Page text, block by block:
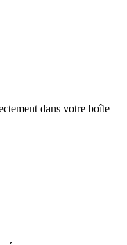
dans votre boîte